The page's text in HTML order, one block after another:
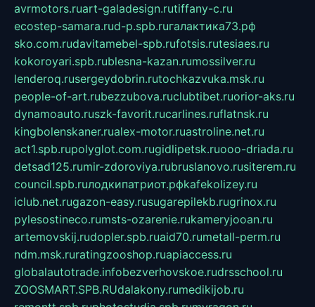
avrmotors.ruart-galadesign.rutiffany-c.ru
ecostep-samara.rud-p.spb.ruгалактика73.рф
sko.com.rudavitamebel-spb.rufotsis.rutesiaes.ru
kokoroyari.spb.rublesna-kazan.rumossilver.ru
lenderoq.rusergeydobrin.rutochkazvuka.msk.ru
people-of-art.rubezzubova.ruclubtibet.ruorior-aks.ru
dynamoauto.ruszk-favorit.rucarlines.ruflatnsk.ru
kingbolenskaner.rualex-motor.ruastroline.net.ru
act1.spb.rupolyglot.com.rugidlipetsk.ruooo-driada.ru
detsad125.rumir-zdoroviya.rubruslanovo.rusiterem.ru
council.spb.ruлодкипатриот.рфkafekolizey.ru
iclub.net.rugazon-easy.rusugarepilekb.rugrinox.ru
pylesostineco.rumsts-ozarenie.rukameryjooan.ru
artemovskij.rudopler.spb.ruaid70.rumetall-perm.ru
ndm.msk.ruratingzooshop.ruapiaccess.ru
globalautotrade.infobezverhovskoe.rudrsschool.ru
ZOOSMART.SPB.RUdalakony.rumedikijob.ru